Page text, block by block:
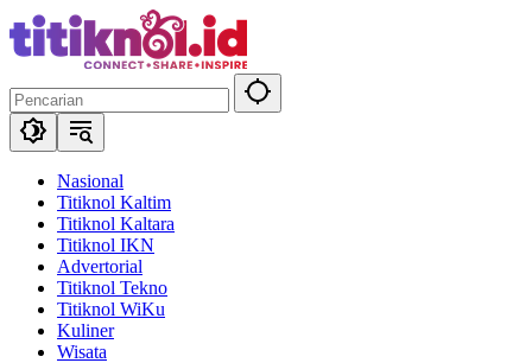
Langsung
ke
konten
Nasional
Titiknol Kaltim
Titiknol Kaltara
Titiknol IKN
Advertorial
Titiknol Tekno
Titiknol WiKu
Kuliner
Wisata